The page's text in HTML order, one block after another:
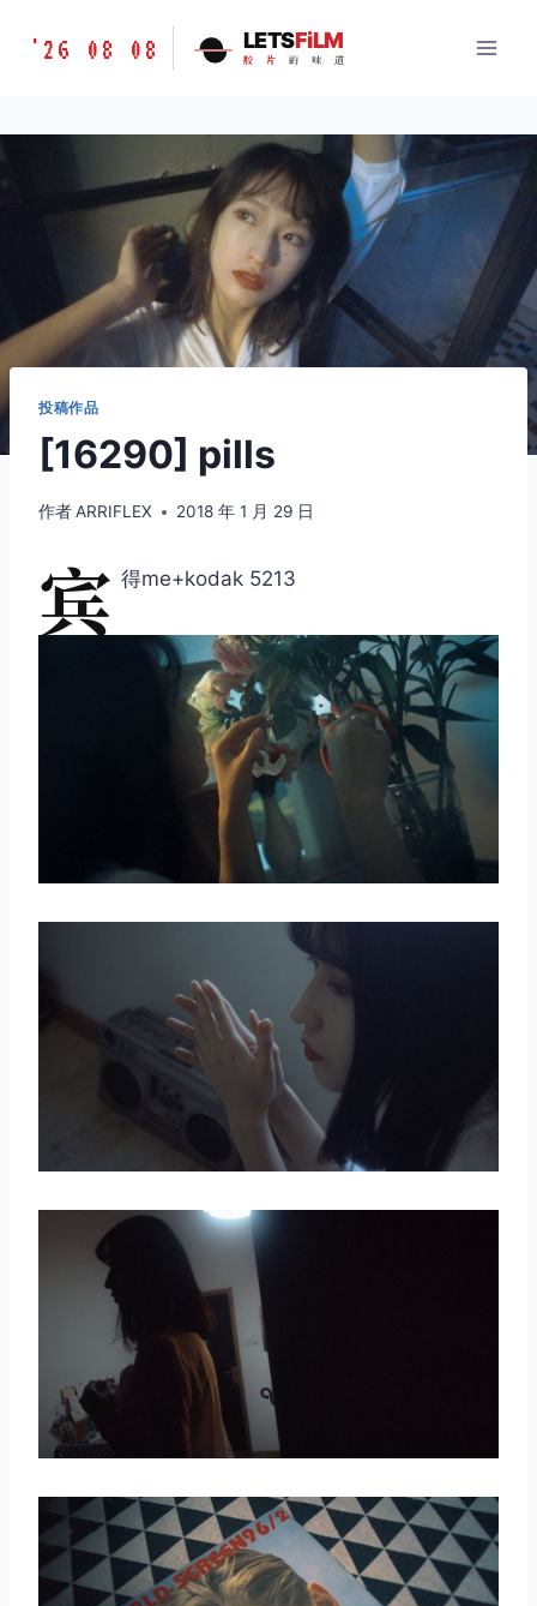
胶
味
LETSFILM
'26 08 08 LETSFiLM
胶 片 的 味 道
投稿作品
[16290] pills
作者ARRIFLEX 2018 年 1 月 29 日
宾 得me+kodak 5213